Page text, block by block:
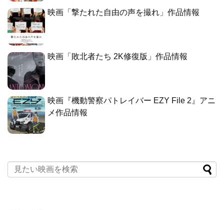
映画「撃たれた自由の声を撮れ」作品情報
映画「敗北者たち 2K修復版」作品情報
映画『機動警察パトレイバー EZY File 2』アニ
メ作品情報